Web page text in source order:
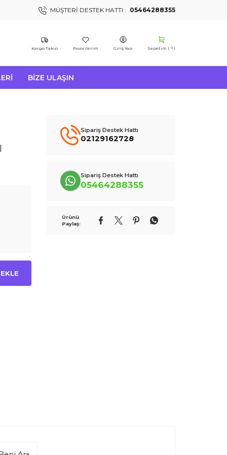
MÜŞTERI DESTEK HATTI : 05464288355
Kargo Takip Favorilerim Giriş Yap Sepetim ( 0 )
BIZE ULAŞIN
Sipariş Destek Hattı
02129162728
Sipariş Destek Hattı
05464288355
Ürünü
Paylaş: